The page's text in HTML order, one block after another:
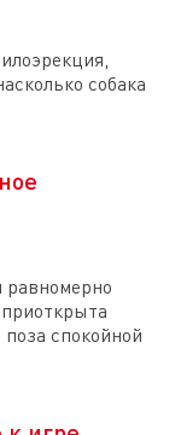
собака
спокойной